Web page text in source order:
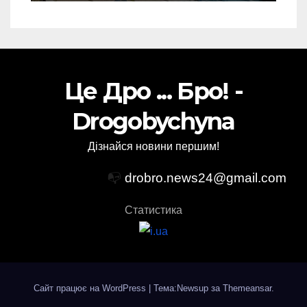
Це Дро ... Бро! -
Drogobychyna
Дізнайся новини першим!
📭 drobro.news24@gmail.com
Статистика
Сайт працює на WordPress Тема:Newsup за Themeansar.